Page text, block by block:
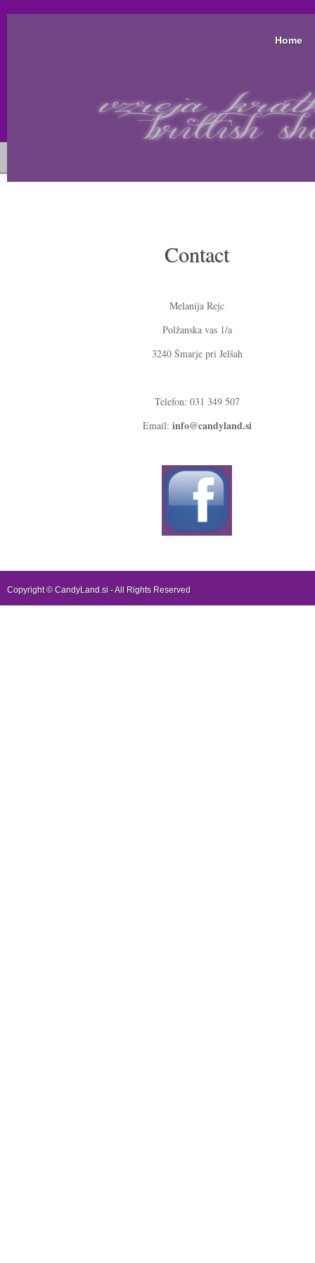
Home
Contact
Melanija Rejc
Polžanska vas 1/a
3240 Šmarje pri Jelšah
Telefon: 031 349 507
Email: info@candyland.si
Copyright ©CandyLand.si - All Rights Reserved